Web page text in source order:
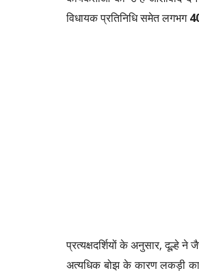
विधायक प्रतिनिधि समेत लगभग
प्रत्यक्षदर्शियों के अनुसार, दूल्हे
अत्यधिक बोझ के कारण लकड़ी